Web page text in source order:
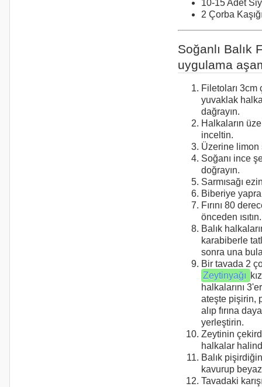
10-15 Adet
2 Çorba
Soğanlı Balık
uygulama
Filetoları 3cm
yuvaklak
dağrayın.
Halkaların
inceltin.
Üzerine limon
Soğanı ince
doğrayın.
Sarmısağı
Biberiye
Fırını 80
önceden ısıtın.
Balık
karabiberle
sonra una
Bir tavada 2
Zeytinyağı
halkalarını
ateşte pişirin,
alıp fırına
yerleştirin.
Zeytinin
halkalar
Balık
kavurup
Tavadaki